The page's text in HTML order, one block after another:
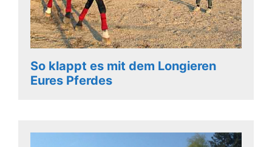
So klappt es mit dem Longieren
Eures Pferdes